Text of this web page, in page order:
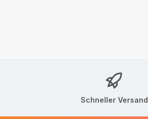
Schneller Versand